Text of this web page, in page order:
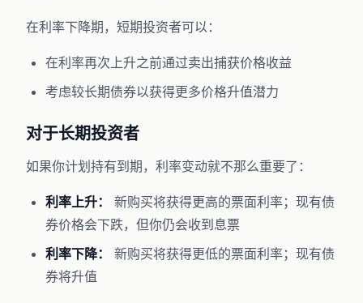
在利率下降期，短期投资者可以：
在利率再次上升之前通过卖出捕获价格收益
考虑较长期债券以获得更多价格升值潜力
对于长期投资者
如果你计划持有到期，利率变动就不那么重要了：
利率上升：
新购买将获得更高的票面利率；现有债
券价格会下跌，但你仍会收到息票
利率下降：
新购买将获得更低的票面利率；现有债
券将升值